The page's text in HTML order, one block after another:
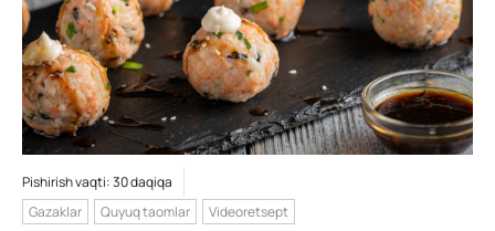
Pishirish vaqti: 30 daqiqa
Gazaklar
Quyuq taomlar Videoretsept